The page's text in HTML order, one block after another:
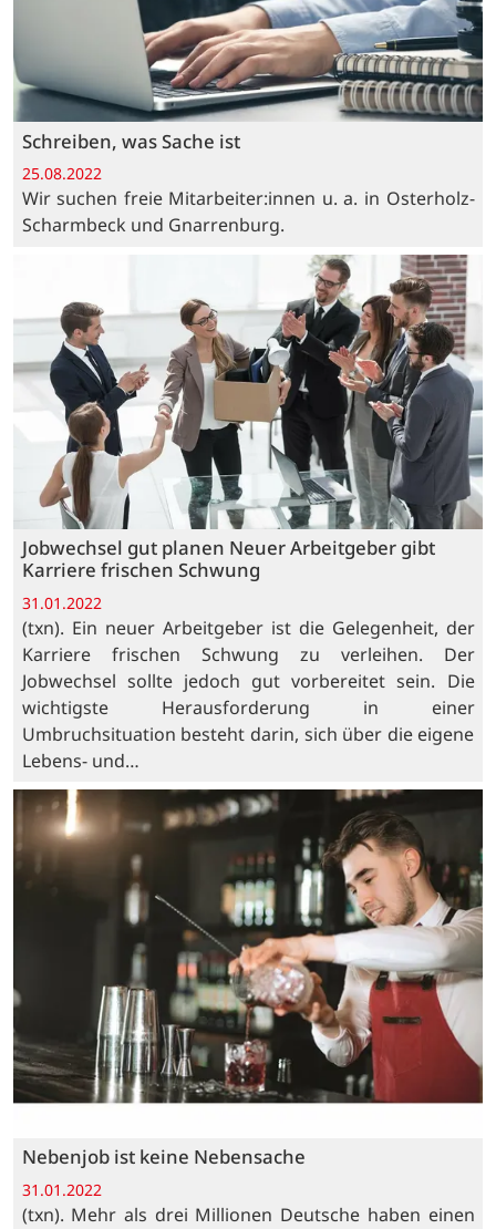
Schreiben, was Sache ist
25.08.2022
Wir suchen freie Mitarbeiter:innen u. a. in Osterholz-
Scharmbeck und Gnarrenburg.
Jobwechsel gut planen Neuer Arbeitgeber gibt
Karriere frischen Schwung
31.01.2022
(txn). Ein neuer Arbeitgeber ist die Gelegenheit, der
Karriere frischen Schwung zu verleihen. Der
Jobwechsel sollte jedoch gut vorbereitet sein. Die
wichtigste Herausforderung in einer
Umbruchsituation besteht darin, sich über die eigene
Lebens- und…
Nebenjob ist keine Nebensache
31.01.2022
(txn). Mehr als drei Millionen Deutsche haben einen